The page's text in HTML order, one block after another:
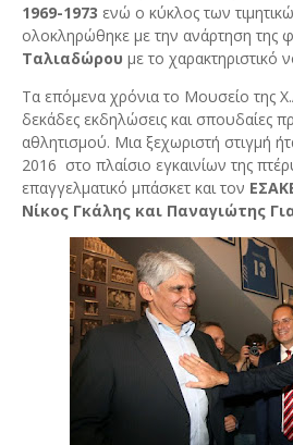
1969-1973 ενώ ο κύκλος των
ολοκληρώθηκε με την ανάρτηση της
Ταλιαδώρου με το χαρακτηριστικό
Τα επόμενα χρόνια το Μουσείο της
δεκάδες εκδηλώσεις και σπουδαίες
αθλητισμού. Μια ξεχωριστή στιγμή
2016 στο πλαίσιο εγκαινίων της
επαγγελματικό μπάσκετ και τον
Νίκος Γκάλης και Παναγιώτης